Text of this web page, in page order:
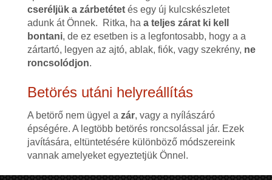
cseréljük a zárbetétetés egy új kulcskészletet
adunk át Önnek. Ritka, ha a teljes zárat ki kell
bontani, de ez esetben is a legfontosabb, hogy a a
zártartó, legyen az ajtó, ablak, fiók, vagy szekrény, ne
roncsolódjon.
Betörés utáni helyreállítás
A betörő nem ügyel a zár, vagy a nyílászáró
épségére. A legtöbb betörés roncsolással jár. Ezek
javítására, eltüntetésére különböző módszereink
vannak amelyeket egyeztetjük Önnel.